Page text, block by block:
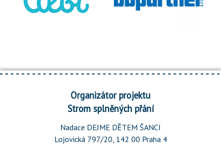
Organizátor projektu
Strom splněných přání
Nadace DEJME DĚTEM ŠANCI
Lojovická 797/20, 142 00 Praha 4